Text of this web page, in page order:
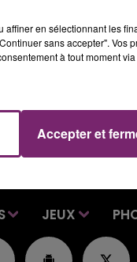
JEUX
en sélectionnant les
sans accepter". Vos
à tout moment
Accepter et